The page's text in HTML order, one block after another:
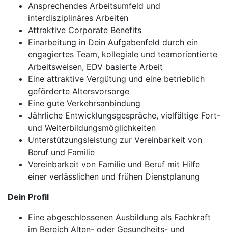
Ansprechendes Arbeitsumfeld und
interdisziplinäres Arbeiten
Attraktive Corporate Benefits
Einarbeitung in Dein Aufgabenfeld durch ein
engagiertes Team, kollegiale und teamorientierte
Arbeitsweisen, EDV basierte Arbeit
Eine attraktive Vergütung und eine betrieblich
geförderte Altersvorsorge
Eine gute Verkehrsanbindung
Jährliche Entwicklungsgespräche, vielfältige Fort-
und Weiterbildungsmöglichkeiten
Unterstützungsleistung zur Vereinbarkeit von
Beruf und Familie
Vereinbarkeit von Familie und Beruf mit Hilfe
einer verlässlichen und frühen Dienstplanung
Dein Profil
Eine abgeschlossenen Ausbildung als Fachkraft
im Bereich Alten- oder Gesundheits- und